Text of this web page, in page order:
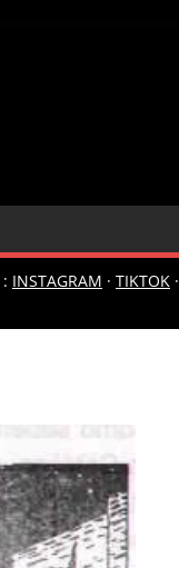
: INSTAGRAM · TIKTOK ·